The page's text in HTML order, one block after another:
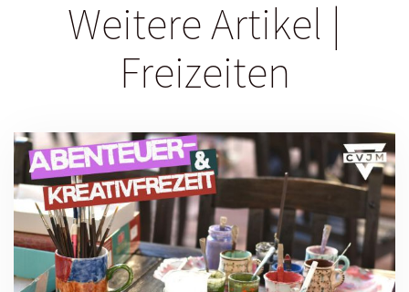
Weitere Artikel |
Freizeiten